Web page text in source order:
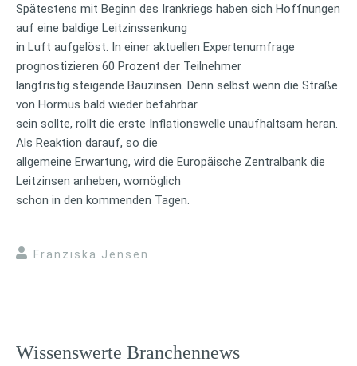
Spätestens mit Beginn des Irankriegs haben sich Hoffnungen
auf eine baldige Leitzinssenkung
in Luft aufgelöst. In einer aktuellen Expertenumfrage
prognostizieren 60 Prozent der Teilnehmer
langfristig steigende Bauzinsen. Denn selbst wenn die Straße
von Hormus bald wieder befahrbar
sein sollte, rollt die erste Inflationswelle unaufhaltsam heran.
Als Reaktion darauf, so die
allgemeine Erwartung, wird die Europäische Zentralbank die
Leitzinsen anheben, womöglich
schon in den kommenden Tagen.
Franziska Jensen
Wissenswerte Branchennews